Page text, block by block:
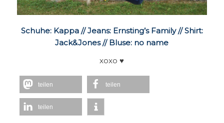
Schuhe: Kappa // Jeans: Ernsting’s Family // Shirt:
Jack&Jones // Bluse: no name
xoxo ♥
teilen teilen
teilen